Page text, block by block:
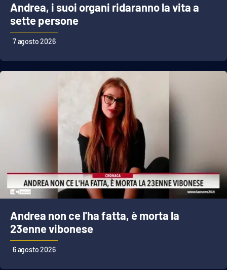
LAC
NETWORK
Lacplay.it
Lactv.it
Lacitymag.it
Lacapitalenews.it
Ilreggino.it
Cosenzachannel.it
Ilvibonese.it
Catanzarochannel.it
Andrea, i suoi organi ridaranno la vita a
sette persone
7 agosto 2026
Andrea non ce l'ha fatta, è morta la
23enne vibonese
6 agosto 2026